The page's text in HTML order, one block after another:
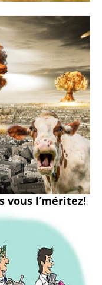
vous l’méritez!